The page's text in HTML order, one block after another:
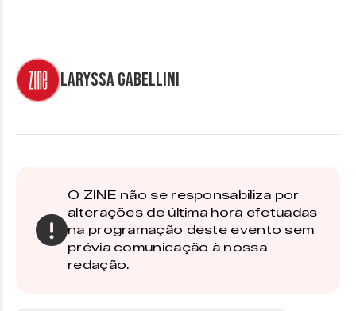
Laryssa Gabellini
O ZINE não se responsabiliza por
alterações de última hora efetuadas
na programação deste evento sem
prévia comunicação à nossa
redação.